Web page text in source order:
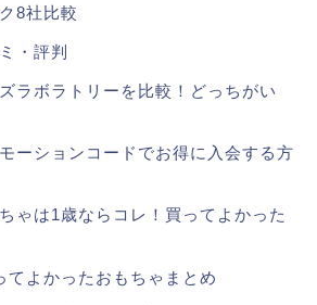
8社比較
・評判
ラボラトリーを比較！どっちがい
ーションコードでお得に入会する方
ゃは1歳ならコレ！買ってよかった
てよかったおもちゃまとめ